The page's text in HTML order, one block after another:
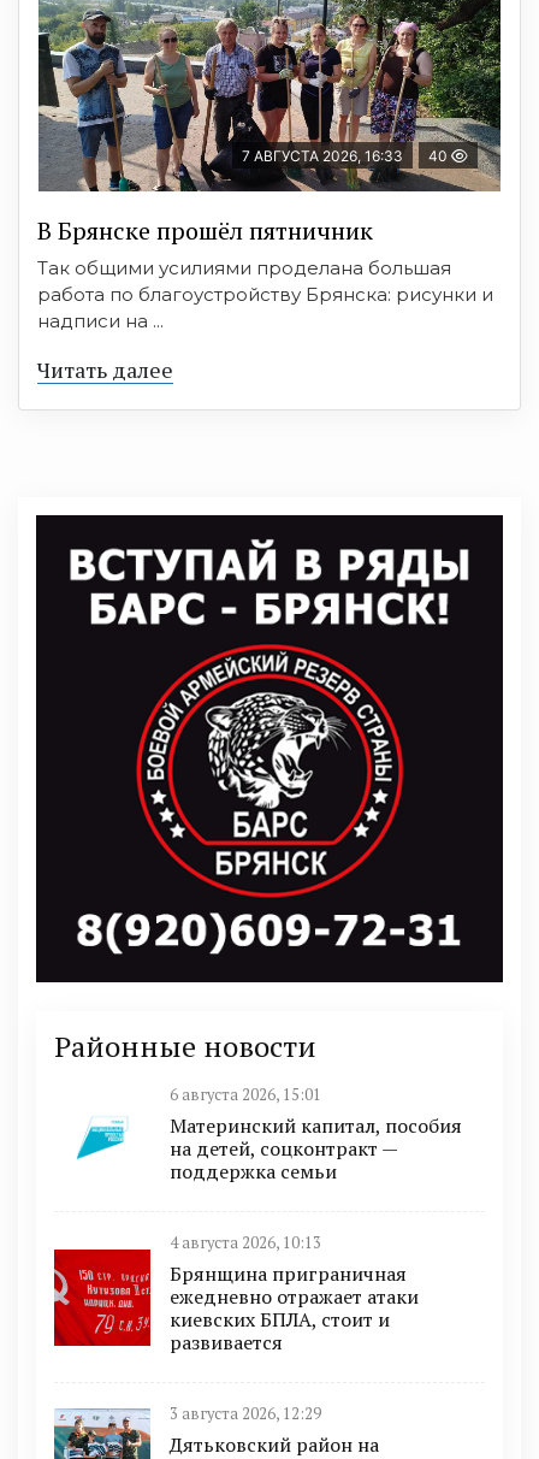
7 АВГУСТА 2026, 16:33 40
В Брянске прошёл пятничник
Так общими усилиями проделана большая
работа по благоустройству Брянска: рисунки и
надписи на ...
Читать далее
Районные новости
6 августа 2026, 15:01
Материнский капитал, пособия
на детей, соцконтракт —
поддержка семьи
4 августа 2026, 10:13
Брянщина приграничная
ежедневно отражает атаки
киевских БПЛА, стоит и
развивается
3 августа 2026, 12:29
Дятьковский район на